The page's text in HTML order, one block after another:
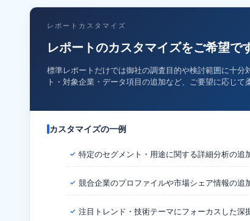
レポートカスタマイズ
レポートのカスタマイズをご希望で
標準レポートだけでは御社の調査目的や検討範囲に十
ト・対象企業・データ項目の追加など、ご要望に応じて
カスタマイズの一例
✓ 特定のセグメント・用途に関する詳細分析の追
✓ 競合企業のプロファイルや市場シェア情報の追
✓ 注目トレンド・技術テーマにフォーカスした深